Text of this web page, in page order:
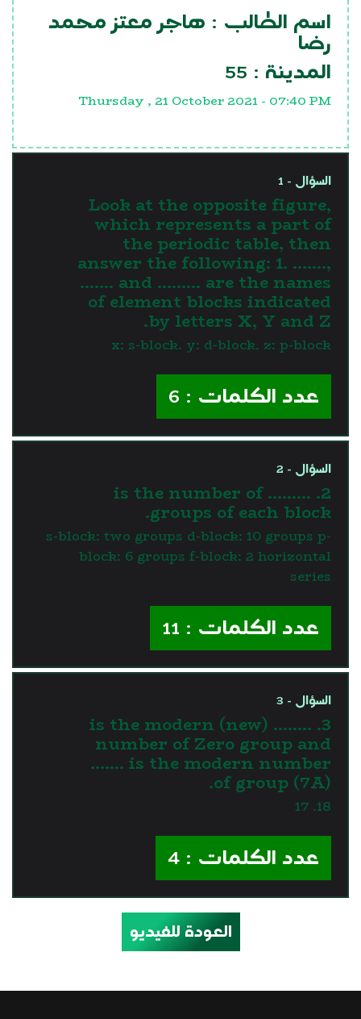
اسم الطالب : هاجر معتز محمد
رضا
المدينة : 55
Thursday , 21 October 2021 - 07:40 PM
السؤال - 1
Look at the opposite figure,
which represents a part of
the periodic table, then
answer the following: 1. …….,
……. and ……… are the names
of element blocks indicated
by letters X, Y and Z.
x: s-block. y: d-block. z: p-block
عدد الكلمات : 6
السؤال - 2
2. ……… is the number of
groups of each block.
s-block: two groups d-block: 10 groups p-
block: 6 groups f-block: 2 horizontal
series
عدد الكلمات : 11
السؤال - 3
3. …….. is the modern (new)
number of Zero group and
……. is the modern number
of group (7A).
18. 17
عدد الكلمات : 4
العودة للفيديو